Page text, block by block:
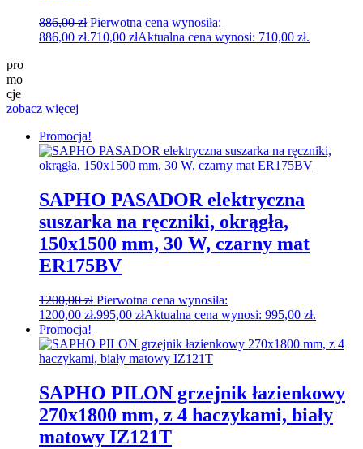
886,00zł Pierwotna cena wynosiła:
886,00 zł.710,00 złAktualna cena wynosi: 710,00 zł.
pro
mo
cje
zobacz więcej
Promocja!
SAPHO PASADOR elektryczna
suszarka na ręczniki, okrągła,
150x1500 mm, 30 W, czarny mat
ER175BV
1200,00zł Pierwotna cena wynosiła:
1200,00 zł.995,00 złAktualna cena wynosi: 995,00 zł.
Promocja!
SAPHO PILON grzejnik łazienkowy
270x1800 mm, z 4 haczykami, biały
matowy IZ121T